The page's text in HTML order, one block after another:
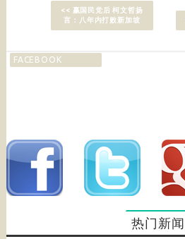
<< 赢国民党后 柯文哲扬
言：八年内打败新加坡
FACEBOOK
热门新闻